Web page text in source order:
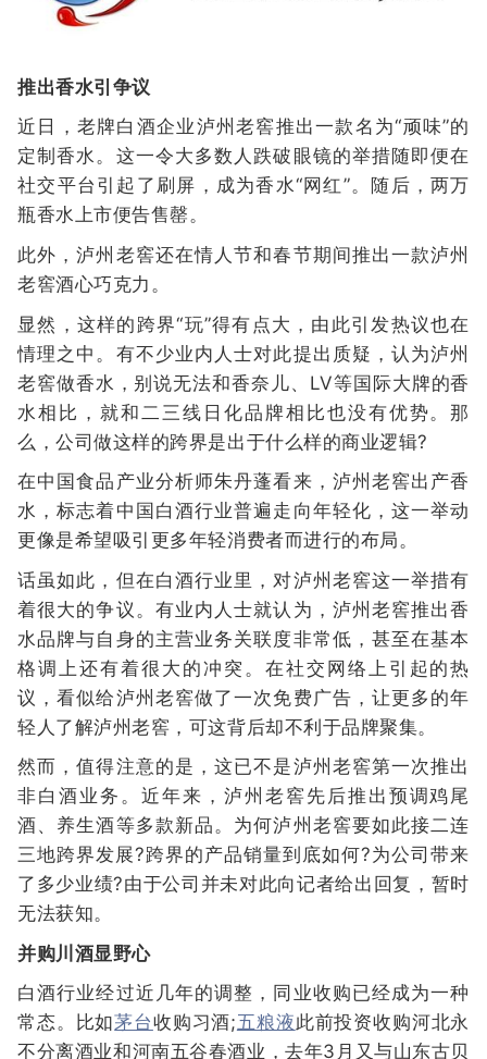
推出香水引争议
近日，老牌白酒企业泸州老窖推出一款名为“顽味”的
定制香水。这一令大多数人跌破眼镜的举措随即便在
社交平台引起了刷屏，成为香水“网红”。随后，两万
瓶香水上市便告售罄。
此外，泸州老窖还在情人节和春节期间推出一款泸州
老窖酒心巧克力。
显然，这样的跨界“玩”得有点大，由此引发热议也在
情理之中。有不少业内人士对此提出质疑，认为泸州
老窖做香水，别说无法和香奈儿、LV等国际大牌的香
水相比，就和二三线日化品牌相比也没有优势。那
么，公司做这样的跨界是出于什么样的商业逻辑?
在中国食品产业分析师朱丹蓬看来，泸州老窖出产香
水，标志着中国白酒行业普遍走向年轻化，这一举动
更像是希望吸引更多年轻消费者而进行的布局。
话虽如此，但在白酒行业里，对泸州老窖这一举措有
着很大的争议。有业内人士就认为，泸州老窖推出香
水品牌与自身的主营业务关联度非常低，甚至在基本
格调上还有着很大的冲突。在社交网络上引起的热
议，看似给泸州老窖做了一次免费广告，让更多的年
轻人了解泸州老窖，可这背后却不利于品牌聚集。
然而，值得注意的是，这已不是泸州老窖第一次推出
非白酒业务。近年来，泸州老窖先后推出预调鸡尾
酒、养生酒等多款新品。为何泸州老窖要如此接二连
三地跨界发展?跨界的产品销量到底如何?为公司带来
了多少业绩?由于公司并未对此向记者给出回复，暂时
无法获知。
并购川酒显野心
白酒行业经过近几年的调整，同业收购已经成为一种
常态。比如茅台收购习酒;五粮液此前投资收购河北永
不分离酒业和河南五谷春酒业，去年3月又与山东古贝